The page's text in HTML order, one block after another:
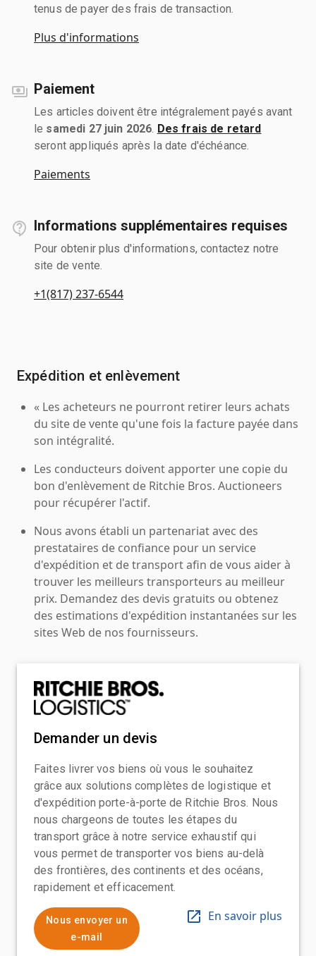
tenus de payer des frais de transaction.
Plus d'informations
Paiement
Les articles doivent être intégralement payés avant
le samedi 27 juin 2026 Des frais de retard
seront appliqués après la date d'échéance.
Paiements
Informations supplémentaires requises
Pour obtenir plus d'informations, contactez notre
site de vente.
+1(817) 237-6544
Expédition et enlèvement
« Les acheteurs ne pourront retirer leurs achats
du site de vente qu'une fois la facture payée dans
son intégralité.
Les conducteurs doivent apporter une copie du
bon d'enlèvement de Ritchie Bros. Auctioneers
pour récupérer l'actif.
Nous avons établi un partenariat avec des
prestataires de confiance pour un service
d'expédition et de transport afin de vous aider à
trouver les meilleurs transporteurs au meilleur
prix. Demandez des devis gratuits ou obtenez
des estimations d'expédition instantanées sur les
sites Web de nos fournisseurs.
Demander un devis
Faites livrer vos biens où vous le souhaitez
grâce aux solutions complètes de logistique et
d'expédition porte-à-porte de Ritchie Bros. Nous
nous chargeons de toutes les étapes du
transport grâce à notre service exhaustif qui
vous permet de transporter vos biens au-delà
des frontières, des continents et des océans,
rapidement et efficacement.
Nous envoyer un
e-mail
En savoir plus